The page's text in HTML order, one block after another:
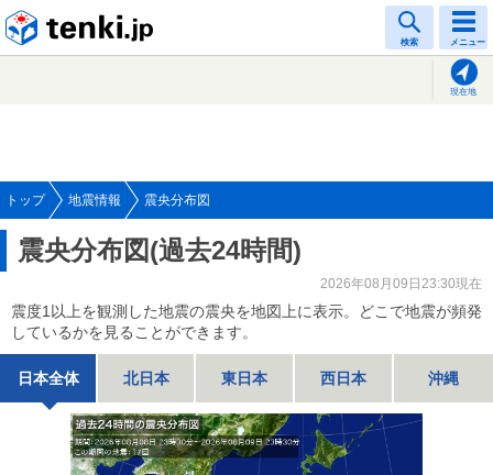
検索 メニュー
現在地
トップ 地震情報 震央分布図
震央分布図(過去24時間)
2026年08月09日23:30現在
震度1以上を観測した地震の震央を地図上に表示。どこで地震が頻発
しているかを見ることができます。
日本全体 北日本 東日本 西日本 沖縄